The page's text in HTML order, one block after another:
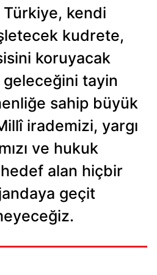
kendi
kudrete,
koruyacak
tayin
sahip büyük
irademizi, yargı
ve hukuk
alan hiçbir
geçit